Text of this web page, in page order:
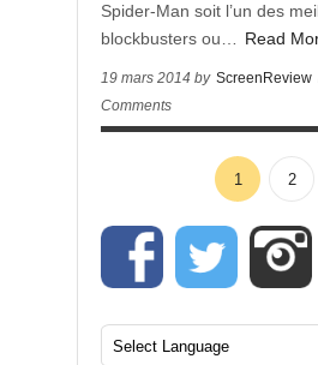
Spider-Man soit l’un des
blockbusters ou…
Read
19 mars 2014 by ScreenReview
Comments
1 2